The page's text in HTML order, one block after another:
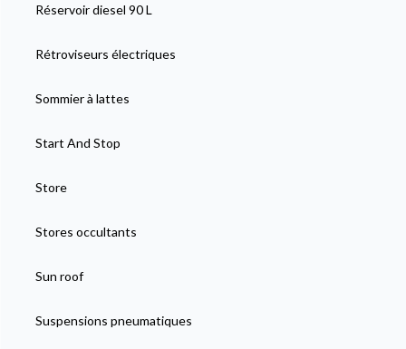
Réservoir diesel 90 L
Rétroviseurs électriques
Sommier à lattes
Start And Stop
Store
Stores occultants
Sun roof
Suspensions pneumatiques